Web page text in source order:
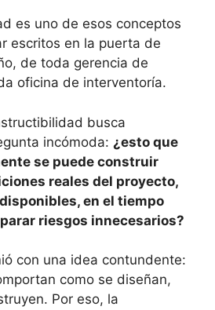
es uno de esos conceptos
escritos en la puerta de
de toda gerencia de
oficina de interventoría.
busca
incómoda: ¿esto que
se puede construir
reales del proyecto,
en el tiempo
riesgos innecesarios?
con una idea contundente:
como se diseñan,
Por eso, la